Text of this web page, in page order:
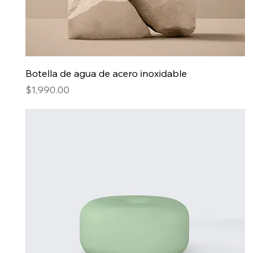
Botella de agua de acero inoxidable
Precio
$1,990.00